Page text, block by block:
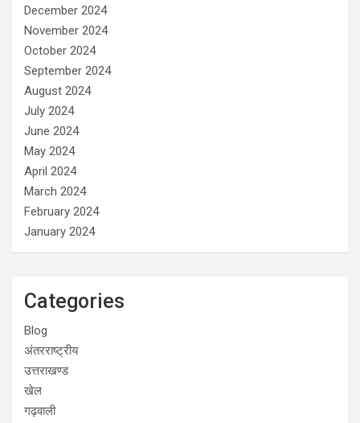
December 2024
November 2024
October 2024
September 2024
August 2024
July 2024
June 2024
May 2024
April 2024
March 2024
February 2024
January 2024
Categories
Blog
अंतरराष्ट्रीय
उत्तराखण्ड
खेल
गढ़वाली